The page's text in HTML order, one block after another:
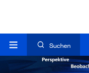
Suchen